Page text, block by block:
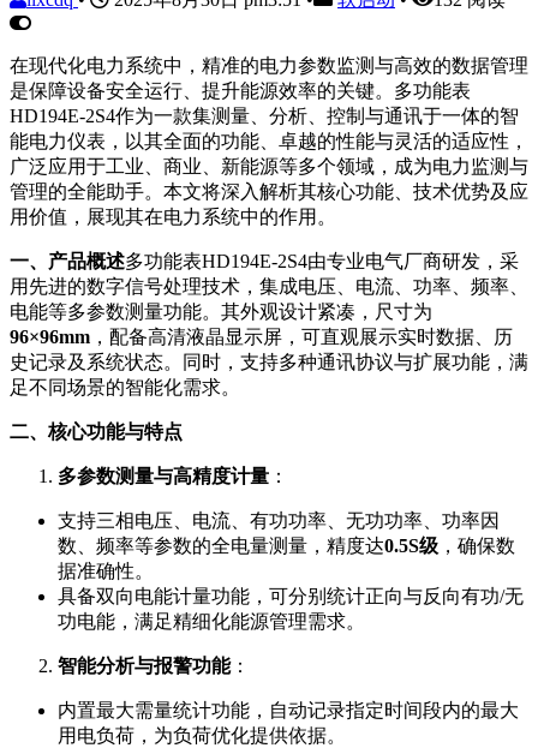
在现代化电力系统中，精准的电力参数监测与高效的数据管理
是保障设备安全运行、提升能源效率的关键。多功能表
HD194E-2S4作为一款集测量、分析、控制与通讯于一体的智
能电力仪表，以其全面的功能、卓越的性能与灵活的适应性，
广泛应用于工业、商业、新能源等多个领域，成为电力监测与
管理的全能助手。本文将深入解析其核心功能、技术优势及应
用价值，展现其在电力系统中的作用。
一、产品概述多功能表HD194E-2S4由专业电气厂商研发，采
用先进的数字信号处理技术，集成电压、电流、功率、频率、
电能等多参数测量功能。其外观设计紧凑，尺寸为
96×96mm ，配备高清液晶显示屏，可直观展示实时数据、历
史记录及系统状态。同时，支持多种通讯协议与扩展功能，满
足不同场景的智能化需求。
二、核心功能与特点
多参数测量与高精度计量 ：
支持三相电压、电流、有功功率、无功功率、功率因
数、频率等参数的全电量测量，精度达0.5S级 ，确保数
据准确性。
具备双向电能计量功能，可分别统计正向与反向有功/无
功电能，满足精细化能源管理需求。
智能分析与报警功能：
内置最大需量统计功能，自动记录指定时间段内的最大
用电负荷，为负荷优化提供依据。